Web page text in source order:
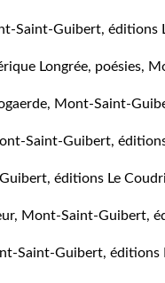
Saint-Guibert, éditions
Longrée, poésies,
Mont-Saint-
Saint-Guibert,
éditions Le
Mont-Saint-Guibert,
Saint-Guibert, éditions